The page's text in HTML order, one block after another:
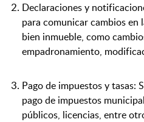
Declaraciones y
para comunicar cambios en
bien inmueble, como
empadronamiento,
Pago de impuestos y tasas:
pago de impuestos
públicos, licencias, entre